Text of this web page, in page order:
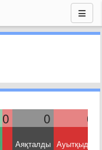
0 0 0
Аяқталды Ауытқыды